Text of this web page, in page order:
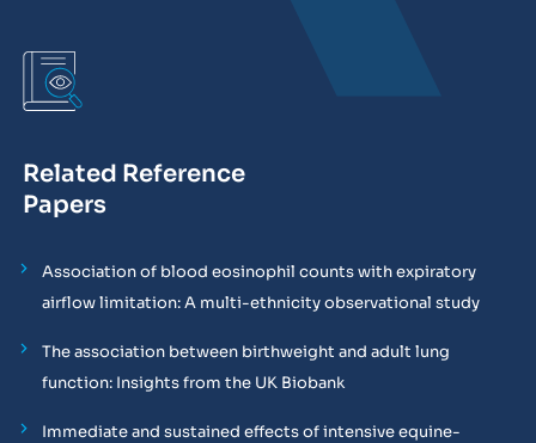
Related Reference
Papers
Association of blood eosinophil counts with expiratory
airflow limitation: A multi-ethnicity observational study
The association between birthweight and adult lung
function: Insights from the UK Biobank
Immediate and sustained effects of intensive equine-